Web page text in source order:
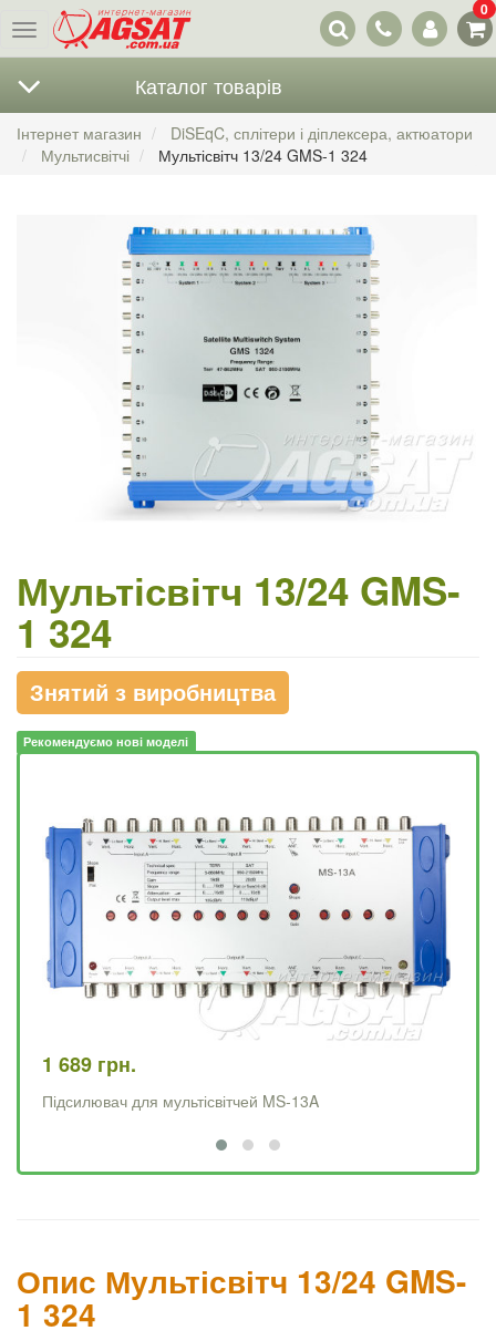
Меню
Наші
контакти
0
Каталог товарів
Інтернет магазин
DiSEqC, сплітери і діплексера, актюатори
Мультисвітчі
Мультісвітч 13/24 GMS-1 324
Мультісвітч 13/24 GMS-
1 324
Знятий з виробництва
Рекомендуємо нові моделі
1 689 грн.
Підсилювач для мультісвітчей MS-13A
Опис Мультісвітч 13/24 GMS-
1 324